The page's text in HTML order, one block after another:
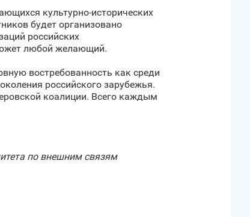
культурно-исторических
будет организовано
российских
любой желающий.
востребованность как среди
российского зарубежья.
коалиции. Всего каждым
по внешним связям